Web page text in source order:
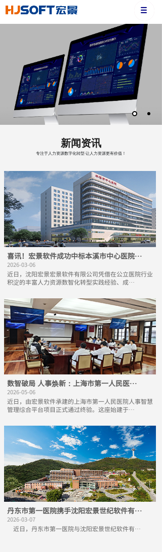
新闻资讯
喜讯！宏景软件成功中标本溪市中心医院···
2026-03-06
近日，沈阳宏景宏景软件有限公司凭借在公立医院行业
积淀的丰富人力资源数智化转型实践经验、成···
数智破局 人事焕新：上海市第一人民医···
2026-05-06
近日，由宏景软件承建的上海市第一人民医院人事智慧
管理综合平台项目正式通过终验。这座始建于···
丹东市第一医院携手沈阳宏景世纪软件有···
2026-03-07
近日，丹东市第一医院与沈阳宏景世纪软件有···
专注于人力资源数字化转型·让人力资源更有价值！